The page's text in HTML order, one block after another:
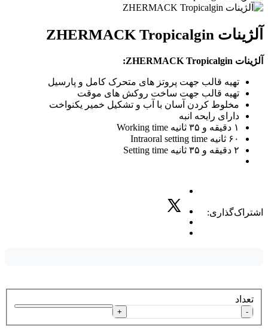
آلژینات ZHERMACK Tropicalgin
آلژینات ZHERMACK Tropicalgin:
تهیه قالب جهت پروتز های متحرک کامل و پارسیل
تهیه قالب جهت ساخت روکش های موقت
مخلوط کردن آسان با آب و تشکیل خمیر یکنواخت
دارای رایحه انبه
۱ دقیقه و ۳۵ ثانیه Working time
۶۰ ثانیه Intraoral setting time
۲ دقیقه و ۳۵ ثانیه Setting time
اشتراک‌گذاری:
تعداد
-
+